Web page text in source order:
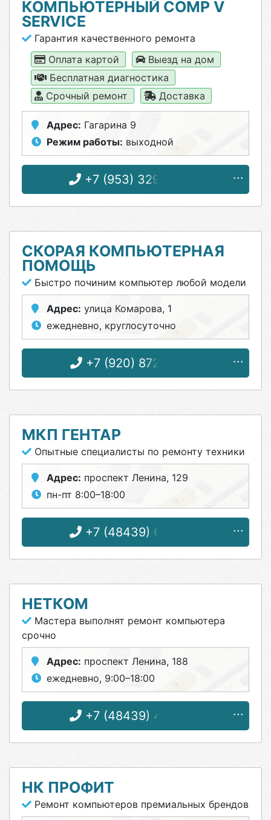
КОМПЬЮТЕРНЫЙ COMP V
SERVICE
Гарантия качественного ремонта
Оплата картой
Выезд на дом
Бесплатная диагностика
Срочный ремонт
Доставка
Адрес: Гагарина 9
Режим работы: выходной
+7 (953) 329-30-40
СКОРАЯ КОМПЬЮТЕРНАЯ
ПОМОЩЬ
Быстро починим компьютер любой модели
Адрес: улица Комарова, 1
ежедневно, круглосуточно
+7 (920) 872-83-35
МКП ГЕНТАР
Опытные специалисты по ремонту техники
Адрес: проспект Ленина, 129
пн-пт 8:00–18:00
+7 (48439) 6-83-46
НЕТКОМ
Мастера выполнят ремонт компьютера
срочно
Адрес: проспект Ленина, 188
ежедневно, 9:00–18:00
+7 (48439) 4-88-02
НК ПРОФИТ
Ремонт компьютеров премиальных брендов